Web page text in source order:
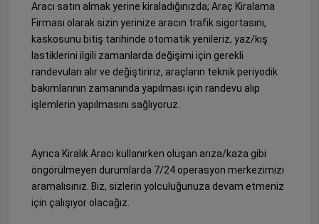
Aracı satın almak yerine kiraladığınızda; Araç Kiralama
Firması olarak sizin yerinize aracın trafik sigortasını,
kaskosunu bitiş tarihinde otomatik yenileriz, yaz/kış
lastiklerini ilgili zamanlarda değişimi için gerekli
randevuları alır ve değiştiririz, araçların teknik periyodik
bakımlarının zamanında yapılması için randevu alıp
işlemlerin yapılmasını sağlıyoruz.
Ayrıca Kiralık Aracı kullanırken oluşan arıza/kaza gibi
öngörülmeyen durumlarda 7/24 operasyon merkezimizi
aramalısınız. Biz, sizlerin yolculuğunuza devam etmeniz
için çalışıyor olacağız.